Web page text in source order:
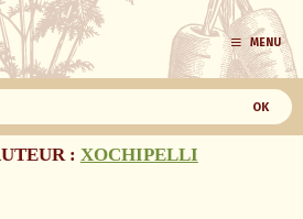
Aller
MENU
: XOCHIPELLI